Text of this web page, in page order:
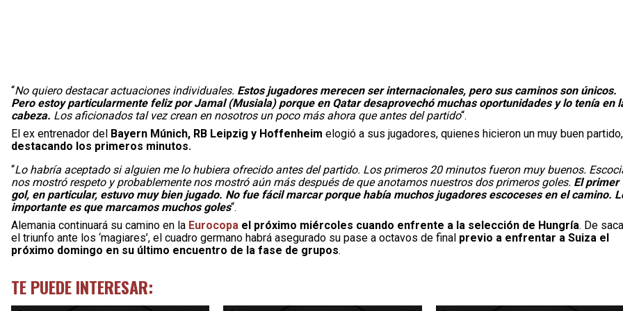
“No quiero destacar actuaciones individuales. Estos jugadores merecen ser internacionales, pero sus caminos son únicos.
Pero estoy particularmente feliz por Jamal (Musiala) porque en Qatar desaprovechó muchas oportunidades y lo tenía en
cabeza. Los aficionados tal vez crean en nosotros un poco más ahora que antes del partido“.
El ex entrenador del Bayern Múnich, RB Leipzig y Hoffenheim elogió a sus jugadores, quienes hicieron un muy buen partido,
destacando los primeros minutos.
“Lo habría aceptado si alguien me lo hubiera ofrecido antes del partido. Los primeros 20 minutos fueron muy buenos.
nos mostró respeto y probablemente nos mostró aún más después de que anotamos nuestros dos primeros goles. El primer
gol, en particular, estuvo muy bien jugado. No fue fácil marcar porque había muchos jugadores escoceses en el camino.
importante es que marcamos muchos goles“.
Alemania continuará su camino en la Eurocopa el próximo miércoles cuando enfrente a la selección de Hungría. De
el triunfo ante los ‘magiares’, el cuadro germano habrá asegurado su pase a octavos de final previo a enfrentar a Suiza el
próximo domingo en su último encuentro de la fase de grupos.
TE PUEDE INTERESAR: